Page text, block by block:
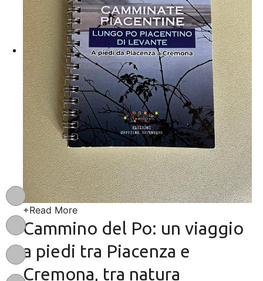
+Read More
Cammino del Po: un viaggio
a piedi tra Piacenza e
Cremona, tra natura